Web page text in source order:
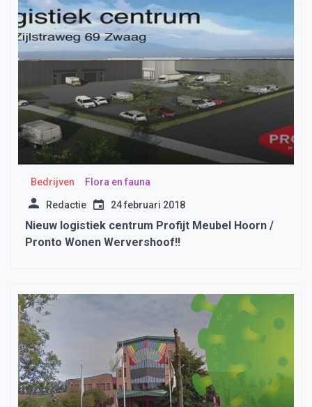
Bedrijven Flora en fauna
Redactie 24 februari 2018
Nieuw logistiek centrum Profijt Meubel Hoorn /
Pronto Wonen Wervershoof!!